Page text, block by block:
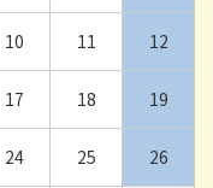
10 11 12
17 18 19
24 25 26